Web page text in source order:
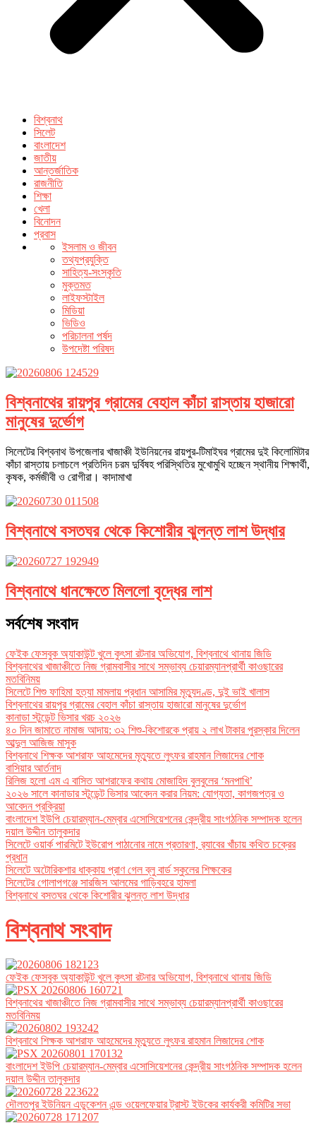
বিশ্বনাথ
সিলেট
বাংলাদেশ
জাতীয়
আন্তর্জাতিক
রাজনীতি
শিক্ষা
খেলা
বিনোদন
প্রবাস
ইসলাম ও জীবন
তথ্যপ্রযুক্তি
সাহিত্য-সংস্কৃতি
মুক্তমত
লাইফস্টাইল
মিডিয়া
ভিডিও
পরিচালনা পর্ষদ
উপদেষ্টা পরিষদ
বিশ্বনাথের রায়পুর গ্রামের বেহাল কাঁচা রাস্তায় হাজারো
মানুষের দুর্ভোগ
সিলেটের বিশ্বনাথ উপজেলার খাজাঞ্চী ইউনিয়নের রায়পুর-টিমাইঘর গ্রামের দুই কিলোমিটার
কাঁচা রাস্তায় চলাচলে প্রতিদিন চরম দুর্বিষহ পরিস্থিতির মুখোমুখি হচ্ছেন স্থানীয় শিক্ষার্থী,
কৃষক, কর্মজীবী ও রোগীরা। কাদামাখা
বিশ্বনাথে বসতঘর থেকে কিশোরীর ঝুলন্ত লাশ উদ্ধার
বিশ্বনাথে ধানক্ষেতে মিললো বৃদ্ধের লাশ
সর্বশেষ সংবাদ
ফেইক ফেসবুক অ্যাকাউন্ট খুলে কুৎসা রটনার অভিযোগ, বিশ্বনাথে থানায় জিডি
বিশ্বনাথের খাজাঞ্চীতে নিজ গ্রামবাসীর সাথে সম্ভাব্য চেয়ারম্যানপ্রার্থী কাওছারের
মতবিনিময়
সিলেটে শিশু ফাহিমা হত্যা মামলায় প্রধান আসামির মৃত্যুদণ্ড, দুই ভাই খালাস
বিশ্বনাথের রায়পুর গ্রামের বেহাল কাঁচা রাস্তায় হাজারো মানুষের দুর্ভোগ
কানাডা স্টুডেন্ট ভিসার খরচ ২০২৬
৪০ দিন জামাতে নামাজ আদায়: ৩২ শিশু-কিশোরকে প্রায় ২ লাখ টাকার পুরস্কার দিলেন
আব্দুল আজিজ মাসুক
বিশ্বনাথে শিক্ষক আশরাফ আহমেদের মৃত্যুতে লুৎফর রাহমান লিজাদের শোক
বাসিয়ার আর্তনাদ
রিলিজ হলো এম এ বাসিত আশরাফের কথায় মোজাহিদ বুলবুলের ‘মনপাখি’
২০২৬ সালে কানাডার স্টুডেন্ট ভিসার আবেদন করার নিয়ম: যোগ্যতা, কাগজপত্র ও
আবেদন প্রক্রিয়া
বাংলাদেশ ইউপি চেয়ারম্যান-মেম্বার এসোসিয়েশনের কেন্দ্রীয় সাংগঠনিক সম্পাদক হলেন
দয়াল উদ্দীন তালুকদার
সিলেটে ওয়ার্ক পারমিটে ইউরোপ পাঠানোর নামে প্রতারণা, র‌্যাবের খাঁচায় কথিত চক্রের
প্রধান
সিলেটে অটোরিকশার ধাক্কায় প্রাণ গেল ব্লু বার্ড স্কুলের শিক্ষকের
সিলেটের গোলাপগঞ্জে সারজিস আলমের গাড়িবহরে হামলা
বিশ্বনাথে বসতঘর থেকে কিশোরীর ঝুলন্ত লাশ উদ্ধার
বিশ্বনাথ সংবাদ
ফেইক ফেসবুক অ্যাকাউন্ট খুলে কুৎসা রটনার অভিযোগ, বিশ্বনাথে থানায় জিডি
বিশ্বনাথের খাজাঞ্চীতে নিজ গ্রামবাসীর সাথে সম্ভাব্য চেয়ারম্যানপ্রার্থী কাওছারের
মতবিনিময়
বিশ্বনাথে শিক্ষক আশরাফ আহমেদের মৃত্যুতে লুৎফর রাহমান লিজাদের শোক
বাংলাদেশ ইউপি চেয়ারম্যান-মেম্বার এসোসিয়েশনের কেন্দ্রীয় সাংগঠনিক সম্পাদক হলেন
দয়াল উদ্দীন তালুকদার
দৌলতপুর ইউনিয়ন এডুকেশন এন্ড ওয়েলফেয়ার ট্রাস্ট ইউকের কার্যকরী কমিটির সভা